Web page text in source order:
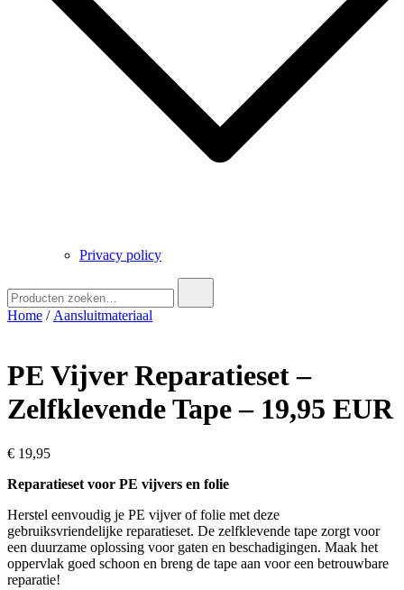
Privacy policy
naar:
Home / Aansluitmateriaal
PE Vijver Reparatieset –
Zelfklevende Tape – 19,95 EUR
€ 19,95
Reparatieset voor PE vijvers en folie
Herstel eenvoudig je PE vijver of folie met deze
gebruiksvriendelijke reparatieset. De zelfklevende tape zorgt voor
een duurzame oplossing voor gaten en beschadigingen. Maak het
oppervlak goed schoon en breng de tape aan voor een betrouwbare
reparatie!